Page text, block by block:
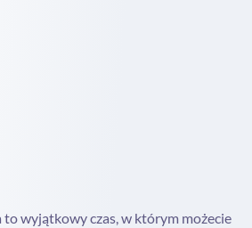
to wyjątkowy czas, w którym możecie